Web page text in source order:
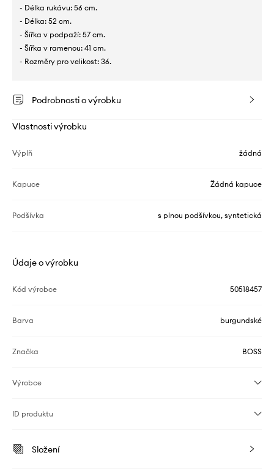
- Délka rukávu: 56 cm.
- Délka: 52 cm.
- Šířka v podpaží: 57 cm.
- Šířka v ramenou: 41 cm.
- Rozměry pro velikost: 36.
Podrobnosti o výrobku
Vlastnosti výrobku
Výplň žádná
Kapuce Žádná kapuce
Podšívka s plnou podšívkou, syntetická
Údaje o výrobku
Kód výrobce 50518457
Barva burgundské
Značka BOSS
Výrobce
ID produktu
Složení